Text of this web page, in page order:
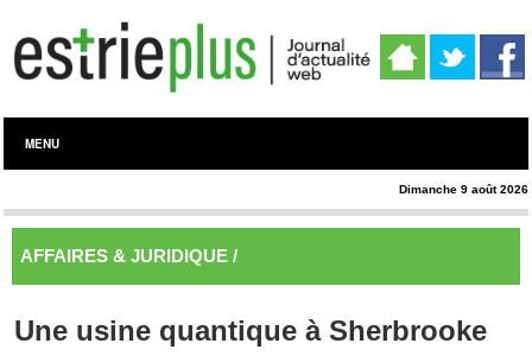
MENU
Dimanche 9 août 2026
AFFAIRES & JURIDIQUE /
Une usine quantique à Sherbrooke